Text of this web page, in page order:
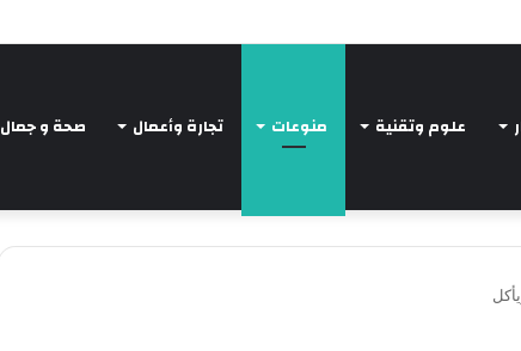
Intelligent Agents in AI: Revolutionizing
علوم وتقنية منوعات تجارة وأعمال صحة و جمال